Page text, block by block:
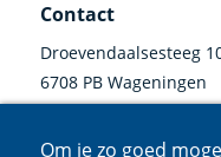
Om je zo goed
Contact
Droevendaalsesteeg
6708 PB Wageningen